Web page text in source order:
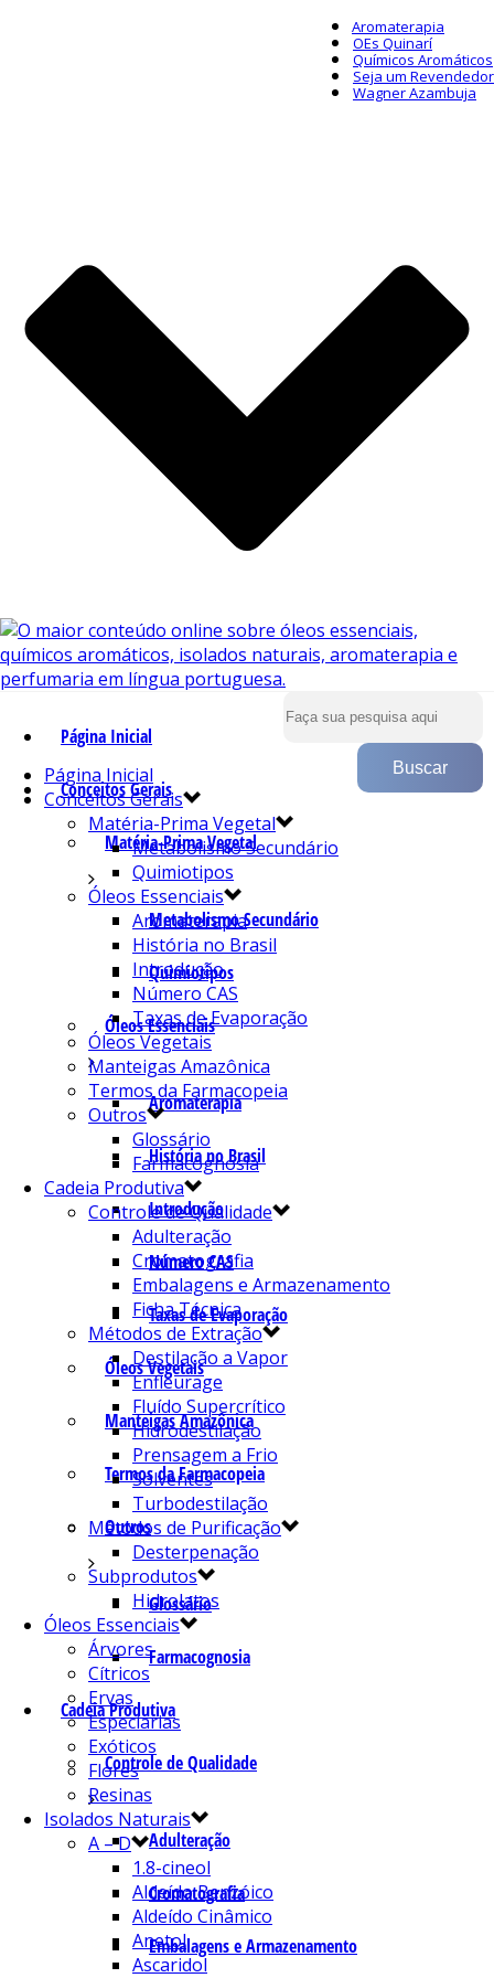
Aromaterapia
OEs Quinarí
Químicos Aromáticos
Seja um Revendedor
Wagner Azambuja
Página Inicial
Conceitos Gerais
Matéria-Prima Vegetal
Metabolismo Secundário
Quimiotipos
Óleos Essenciais
Aromaterapia
História no Brasil
Introdução
Número CAS
Taxas de Evaporação
Óleos Vegetais
Manteigas Amazônica
Termos da Farmacopeia
Outros
Glossário
Farmacognosia
Cadeia Produtiva
Controle de Qualidade
Adulteração
Cromatografia
Embalagens e Armazenamento
Página Inicial
Conceitos Gerais
Matéria-Prima Vegetal
Metabolismo Secundário
Quimiotipos
Óleos Essenciais
Aromaterapia
História no Brasil
Introdução
Número CAS
Taxas de Evaporação
Óleos Vegetais
Manteigas Amazônica
Termos da Farmacopeia
Outros
Glossário
Farmacognosia
Cadeia Produtiva
Controle de Qualidade
Adulteração
Cromatografia
Embalagens e Armazenamento
Ficha Técnica
Métodos de Extração
Destilação a Vapor
Enfleurage
Fluído Supercrítico
Hidrodestilação
Prensagem a Frio
Solventes
Turbodestilação
Métodos de Purificação
Desterpenação
Subprodutos
Hidrolatos
Óleos Essenciais
Árvores
Cítricos
Ervas
Especiarias
Exóticos
Flores
Resinas
Isolados Naturais
A – D
1.8-cineol
Aldeído Benzóico
Aldeído Cinâmico
Anetol
Ascaridol